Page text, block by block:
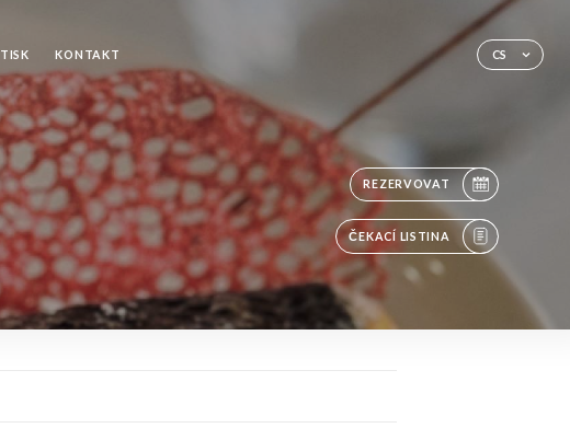
CS
TISK KONTAKT
REZERVOVAT
ČEKACÍ LISTINA